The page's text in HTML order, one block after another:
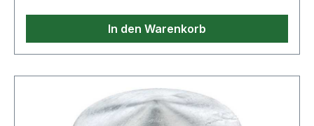
In den Warenkorb